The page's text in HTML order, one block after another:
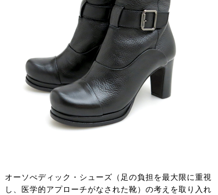
オーソぺディック・シューズ（足の負担を最大限に重視
し、医学的アプローチがなされた靴）の考えを取り入れ